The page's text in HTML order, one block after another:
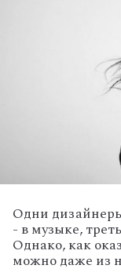
Одни
- в музыке,
Однако, как
можно даже из